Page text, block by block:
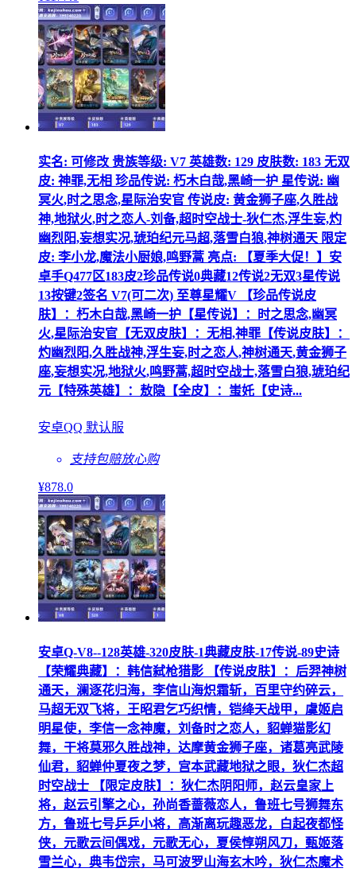
实名: 可修改 贵族等级: V7 英雄数: 129 皮肤数: 183 无双
皮: 神罪,无相 珍品传说: 朽木白哉,黑崎一护 星传说: 幽
冥火,时之思念,星际治安官 传说皮: 黄金狮子座,久胜战
神,地狱火,时之恋人-刘备,超时空战士-狄仁杰,浮生妄,灼
幽烈阳,妄想实况,琥珀纪元马超,落雪白狼,神树通天 限定
皮: 李小龙,魔法小厨娘,鸣野蒿 亮点: 【夏季大促！】安
卓手Q477区183皮2珍品传说0典藏12传说2无双3星传说
13按键2签名 V7(可二次) 至尊星耀V 【珍品传说皮
肤】：朽木白哉,黑崎一护【星传说】：时之思念,幽冥
火,星际治安官【无双皮肤】：无相,神罪【传说皮肤】：
灼幽烈阳,久胜战神,浮生妄,时之恋人,神树通天,黄金狮子
座,妄想实况,地狱火,鸣野蒿,超时空战士,落雪白狼,琥珀纪
元【特殊英雄】：敖隐【全皮】：蚩奼【史诗...
安卓QQ 默认服
支持包赔放心购
¥878.0
安卓Q-V8--128英雄-320皮肤-1典藏皮肤-17传说-89史诗
【荣耀典藏】：韩信弑枪猎影 【传说皮肤】：后羿神树
通天，澜逐花归海，李信山海炽霜斩，百里守约碎云，
马超无双飞将，王昭君乞巧织情，铠绛天战甲，虞姬启
明星使，李信一念神魔，刘备时之恋人，貂蝉猫影幻
舞，干将莫邪久胜战神，达摩黄金狮子座，诸葛亮武陵
仙君，貂蝉仲夏夜之梦，宫本武藏地狱之眼，狄仁杰超
时空战士 【限定皮肤】：狄仁杰阴阳师，赵云皇家上
将，赵云引擎之心，孙尚香蔷薇恋人，鲁班七号狮舞东
方，鲁班七号乒乒小将，高渐离玩趣恶龙，白起夜都怪
侠，元歌云间偶戏，元歌无心，夏侯惇朔风刀，甄姬落
雪兰心，典韦岱宗，马可波罗山海玄木吟，狄仁杰魔术